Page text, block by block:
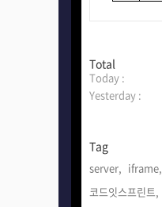
방
문
자
Total
Today :
Yesterday :
Tag
server, iframe,
코드잇스프린트,